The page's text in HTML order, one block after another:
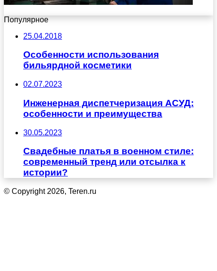
Популярное
25.04.2018
Особенности использования
бильярдной косметики
02.07.2023
Инженерная диспетчеризация АСУД:
особенности и преимущества
30.05.2023
Свадебные платья в военном стиле:
современный тренд или отсылка к
истории?
© Copyright 2026, Teren.ru